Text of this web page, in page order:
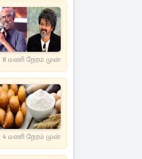
8 மணி நேரம் முன்
4 மணி நேரம் முன்